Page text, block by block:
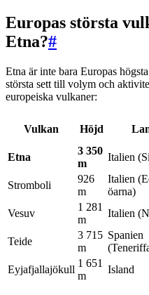
Europas största
Etna?#
Etna är inte bara Europas
största sett till volym och
europeiska vulkaner:
Vulkan Höjd
Etna
3 350
m
Italien
Stromboli
926
m
Italien
öarna)
Vesuv
1 281
m
Italien
Teide
3 715
m
Spanien
Eyjafjallajökull
1 651
m
Island